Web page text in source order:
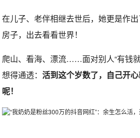
在儿子、老伴相继去世后，她更是作
房子，出去看看世界！
爬山、看海、漂流……面对别人“有钱
想得通透：活到这个岁数了，自己开
呢！